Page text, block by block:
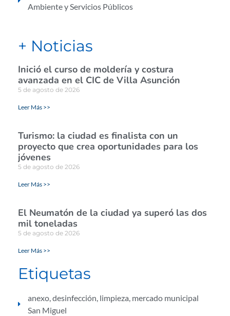
Ambiente y Servicios Públicos
+ Noticias
Inició el curso de moldería y costura
avanzada en el CIC de Villa Asunción
5 de agosto de 2026
Leer Más >>
Turismo: la ciudad es finalista con un
proyecto que crea oportunidades para los
jóvenes
5 de agosto de 2026
Leer Más >>
El Neumatón de la ciudad ya superó las dos
mil toneladas
5 de agosto de 2026
Leer Más >>
Etiquetas
anexo,desinfección, limpieza, mercado municipal
San Miguel